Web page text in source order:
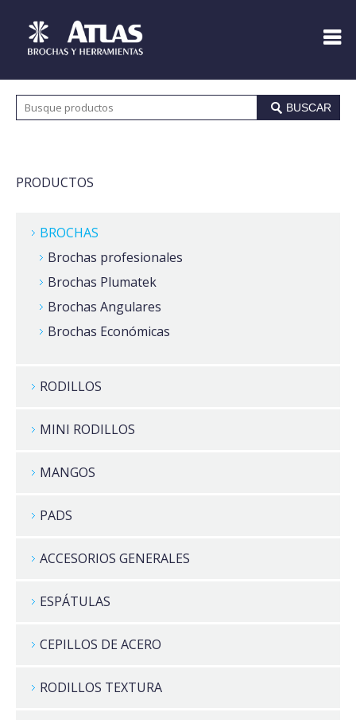
BUSCAR
PRODUCTOS
BROCHAS
Brochas profesionales
Brochas Plumatek
Brochas Angulares
Brochas Económicas
RODILLOS
MINI RODILLOS
MANGOS
PADS
ACCESORIOS GENERALES
ESPÁTULAS
CEPILLOS DE ACERO
RODILLOS TEXTURA